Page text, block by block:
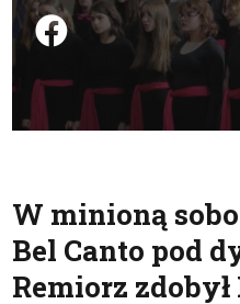
Podziel
W minioną
Bel Canto pod
Remiorz